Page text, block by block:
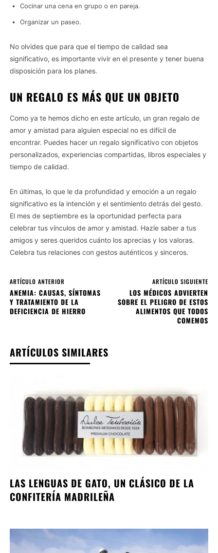
Cocinar una cena en grupo o en pareja.
Organizar un paseo.
No olvides que para que el tiempo de calidad sea
significativo, es importante vivir en el presente y tener buena
disposición para los planes.
UN REGALO ES MÁS QUE UN OBJETO
Como ya te hemos dicho en este artículo, un gran regalo de
amor y amistad para alguien especial no es difícil de
encontrar. Puedes hacer un regalo significativo con objetos
personalizados, experiencias compartidas, libros especiales y
tiempo de calidad.
En últimas, lo que le da profundidad y emoción a un regalo
significativo es la intención y el sentimiento detrás del gesto.
El mes de septiembre es la oportunidad perfecta para
celebrar tus vínculos de amor y amistad. Hazle saber a tus
amigos y seres queridos cuánto los aprecias y los valoras.
Celebra tus relaciones con gestos auténticos y sinceros.
ARTÍCULO ANTERIOR
ANEMIA: CAUSAS, SÍNTOMAS
Y TRATAMIENTO DE LA
DEFICIENCIA DE HIERRO
ARTÍCULO SIGUIENTE
LOS MÉDICOS ADVIERTEN
SOBRE EL PELIGRO DE ESTOS
ALIMENTOS QUE TODOS
COMEMOS
ARTÍCULOS SIMILARES
LAS LENGUAS DE GATO, UN CLÁSICO DE LA
CONFITERÍA MADRILEÑA